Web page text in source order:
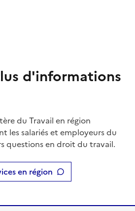
d'informations
du Travail en région
les salariés et employeurs du
questions en droit du travail.
en région